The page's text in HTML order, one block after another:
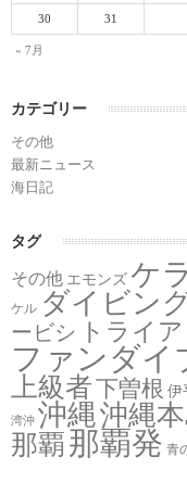
« 7月
30 31
カテゴリー
その他
最新ニュース
海日記
タグ
その他 エモンズ ケ
ケル ダイビン
ービシ
トライ
ファンダイ
上級者下曽根 伊
湾沖 沖縄沖縄
那覇 那覇発 青